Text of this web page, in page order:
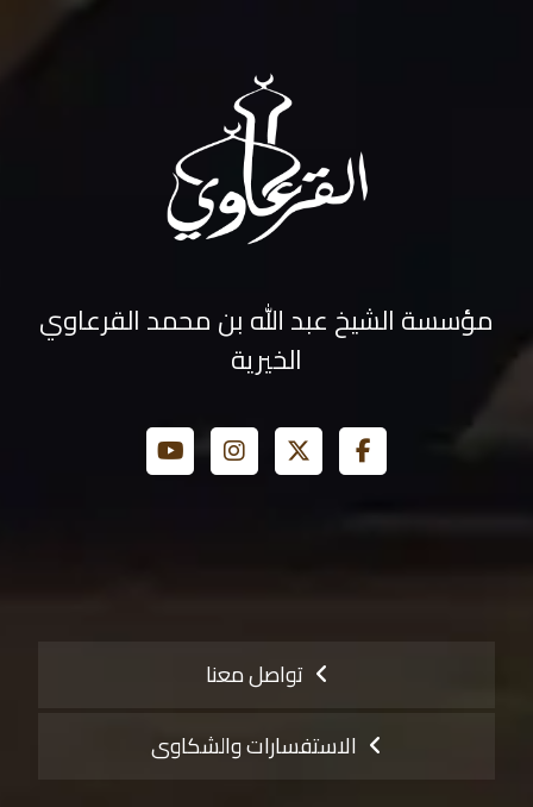
مؤسسة الشيخ عبد الله بن محمد القرعاوي
الخيرية
تواصل معنا
الاستفسارات والشكاوى